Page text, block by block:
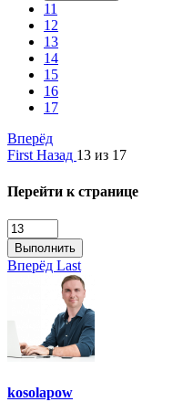
11
12
13
14
15
16
17
Вперёд
First Назад 13 из 17
Перейти к странице
Выполнить
Вперёд Last
kosolapow